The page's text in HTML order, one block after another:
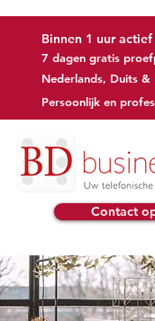
Binnen 1 uur actief
7 dagen gratis
Nederlands, Duits &
Persoonlijk en
Contact